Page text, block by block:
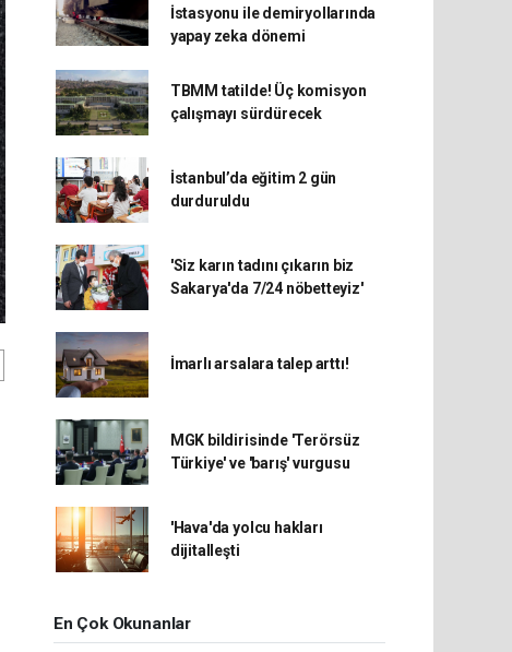
İstasyonu ile demiryollarında
yapay zeka dönemi
TBMM tatilde! Üç komisyon
çalışmayı sürdürecek
İstanbul’da eğitim 2 gün
durduruldu
'Siz karın tadını çıkarın biz
Sakarya'da 7/24 nöbetteyiz'
İmarlı arsalara talep arttı!
MGK bildirisinde 'Terörsüz
Türkiye' ve 'barış' vurgusu
'Hava'da yolcu hakları
dijitalleşti
En Çok Okunanlar